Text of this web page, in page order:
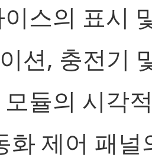
스의 표시
션, 충전기
듈의 시각
화 제어 패널